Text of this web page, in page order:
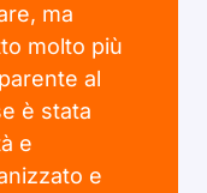
ma
molto più
al
è stata
e
e